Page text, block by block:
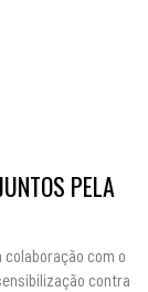
PELA
colaboração com o
contra